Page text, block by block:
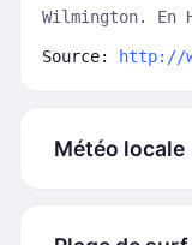
Wilmington. En
Source: http://
Météo locale